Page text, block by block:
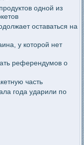
одной из
оставаться на
у которой нет
референдумов о
часть
года ударили по